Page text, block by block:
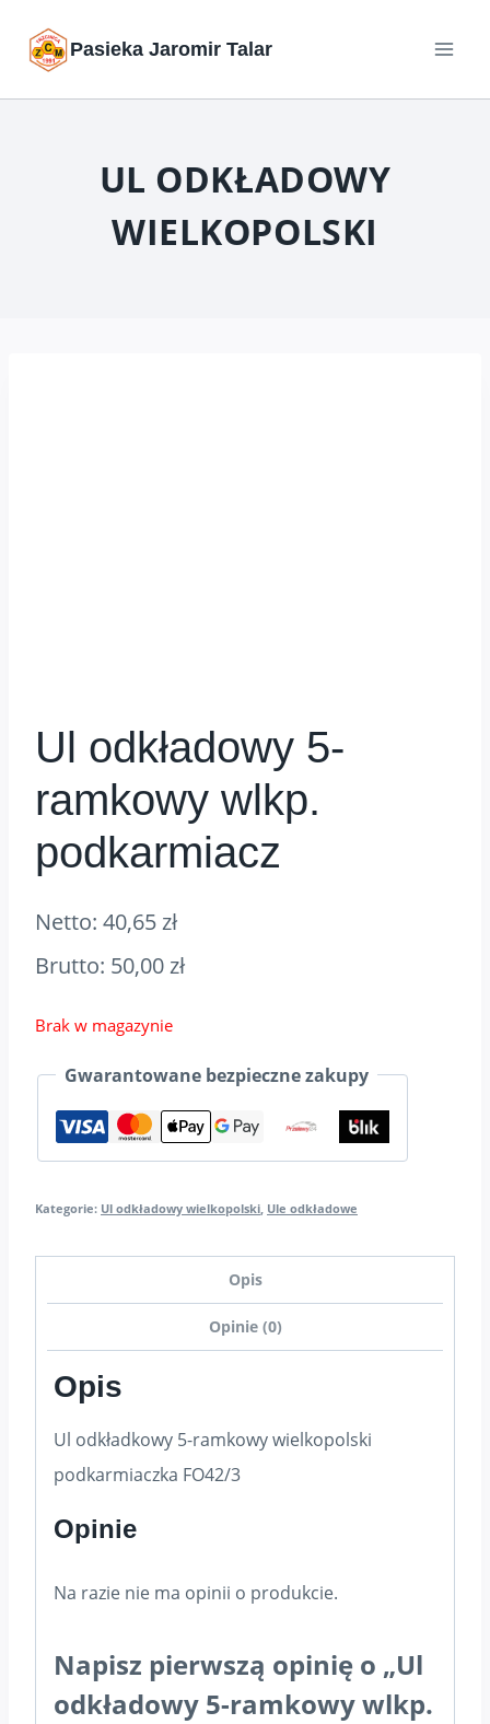
Pasieka Jaromir Talar
UL ODKŁADOWY
WIELKOPOLSKI
Ul odkładowy 5-
ramkowy wlkp.
podkarmiacz
Netto: 40,65zł
Brutto: 50,00zł
Brak w magazynie
Gwarantowane bezpieczne zakupy
Kategorie: Ul odkładowy wielkopolski Ule odkładowe
Opis
Opinie (0)
Opis
Ul odkładkowy 5-ramkowy wielkopolski
podkarmiaczka FO42/3
Opinie
Na razie nie ma opinii o produkcie.
Napisz pierwszą opinię o „Ul
odkładowy 5-ramkowy wlkp.